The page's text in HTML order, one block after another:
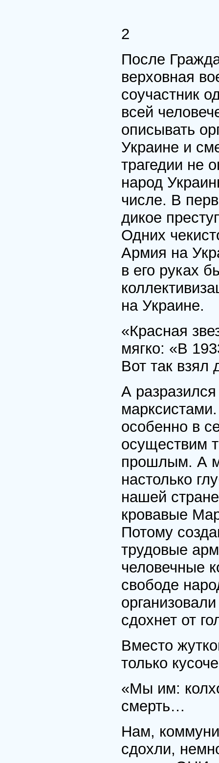
2
После
верховная
соучастник
всей
описывать
Украине и
трагедии не
народ
числе. В
дикое
Одних
Армия на
в его руках
на Украине.
«Красная
мягко: «В
Вот так взял
А
особенно в
осуществим
прошлым. А
настолько
нашей
кровавые
Потому
трудовые
человечные
свободе
сдохнет от
Вместо
только
«Мы им:
смерть…
Нам,
сдохли,